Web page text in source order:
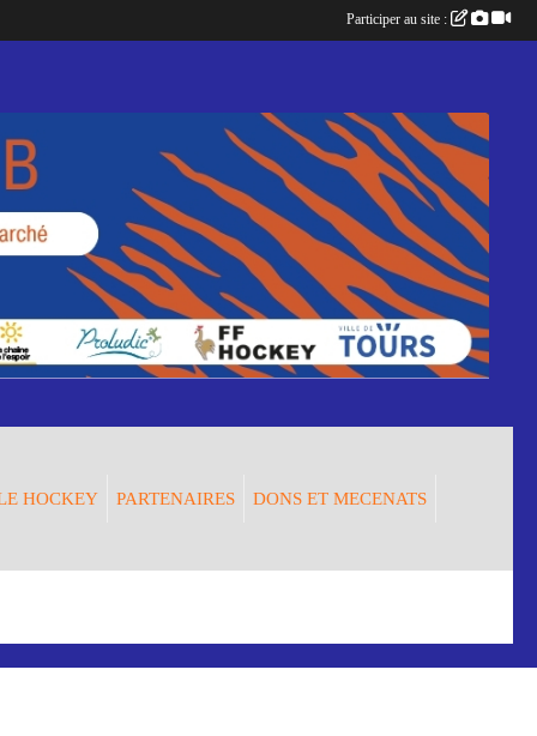
HOCKEY PARTENAIRES DONS ET MECENATS
Participer au site :